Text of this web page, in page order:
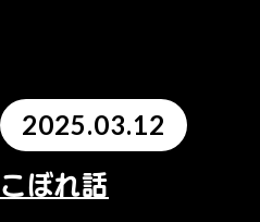
2025.03.12
こぼれ話